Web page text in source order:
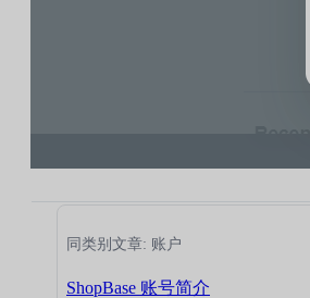
同类别文章: 账户
ShopBase 账号简介